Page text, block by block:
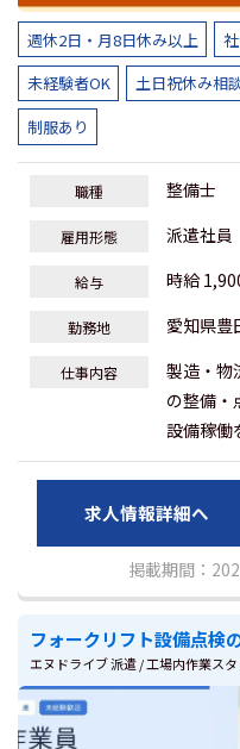
週休2日・月8日休み以上
未経験者OK
土日祝休み相
制服あり
職種 整備士
雇用形態 派遣社員
給与 時給
勤務地 愛知県豊
仕事内容
製造・物
の整備・
設備稼働
求人情報詳細へ
掲載期間：
フォークリフト設備点検
エヌドライブ 派遣 / 工場内作業ス